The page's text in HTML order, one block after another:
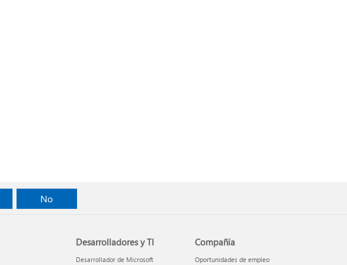
No
Desarrolladores y TI
Desarrollador de Microsoft
Compañía
Oportunidades de empleo